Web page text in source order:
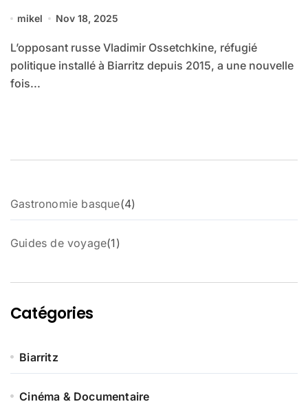
mikel Nov 18, 2025
L’opposant russe Vladimir Ossetchkine, réfugié
politique installé à Biarritz depuis 2015, a une nouvelle
fois...
Gastronomie basque 44
p
Guides de voyage 1 1
o
Catégories
Biarritz
Cinéma & Documentaire